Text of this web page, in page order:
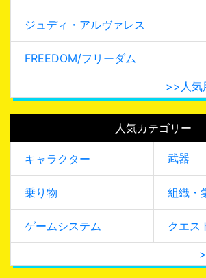
ジュディ・アルヴァレス
FREEDOM/フリーダム
>>人気
人気カテゴリー
キャラクター 武器
乗り物 組織・
ゲームシステム クエス